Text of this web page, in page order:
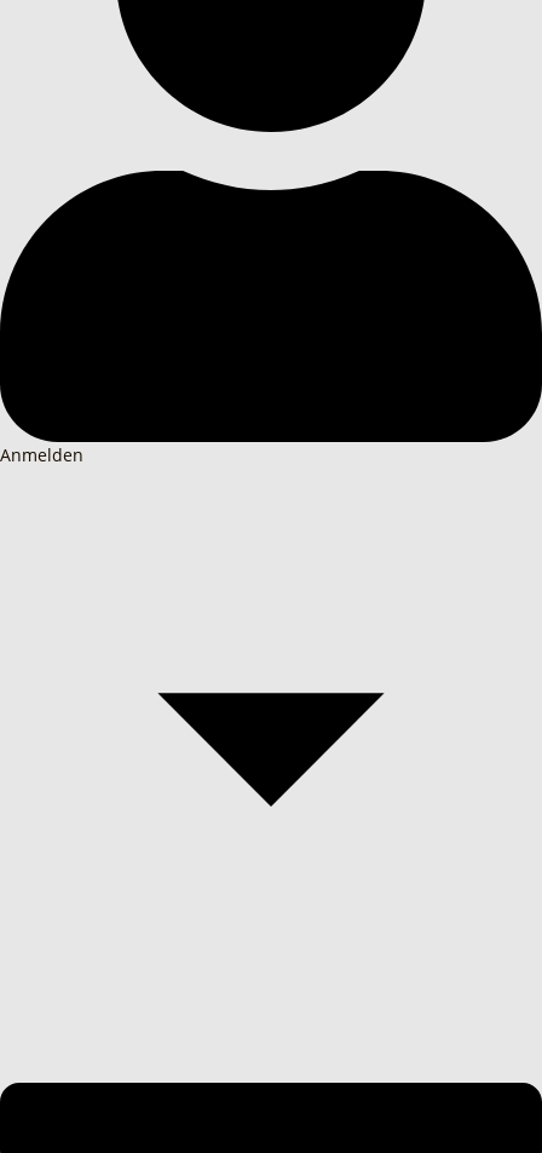
Anmelden